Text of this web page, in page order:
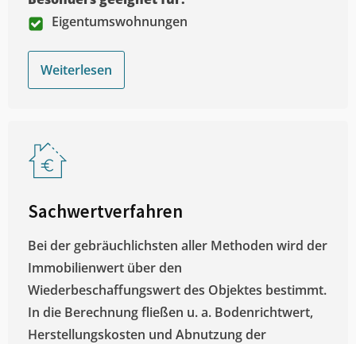
Eigentumswohnungen
Weiterlesen
Sachwertverfahren
Bei der gebräuchlichsten aller Methoden wird der
Immobilienwert über den
Wiederbeschaffungswert des Objektes bestimmt.
In die Berechnung fließen u. a. Bodenrichtwert,
Herstellungskosten und Abnutzung der